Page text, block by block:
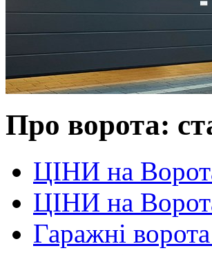
Про ворота:
ЦІНИ на
ЦІНИ на
Гаражні